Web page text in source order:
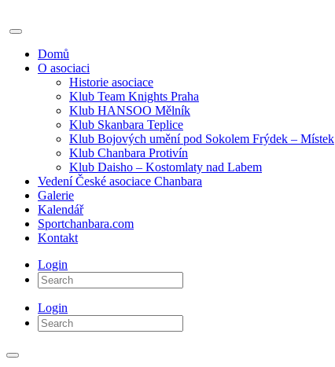
Domů
O asociaci
Historie asociace
Klub Team Knights Praha
Klub HANSOO Mělník
Klub Skanbara Teplice
Klub Bojových umění pod Sokolem Frýdek – Místek
Klub Chanbara Protivín
Klub Daisho – Kostomlaty nad Labem
Vedení České asociace Chanbara
Galerie
Kalendář
Sportchanbara.com
Kontakt
Login
Login